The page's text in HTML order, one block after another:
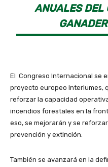
ANUALES DEL
El Congreso Internacional se
proyecto europeo Interlumes,
reforzar la capacidad
incendios forestales en la
eso, se mejorarán y se
prevención y extinción.
También se avanzará en la